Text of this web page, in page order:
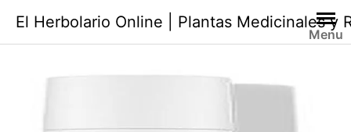
contenido
El Herbolario Online | Plantas Medicinales y
Menu